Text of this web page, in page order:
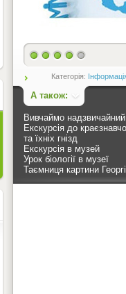
Категорія:
А також:
Вивчаймо надзвичайний
Екскурсія до
та їхніх гнізд
Екскурсія в музей
Урок біології в музеї
Таємниця картини